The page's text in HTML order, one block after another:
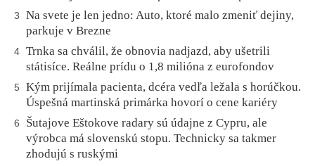
3
Na svete je len jedno: Auto, ktoré malo zmeniť dejiny,
parkuje v Brezne
4 Trnka sa chválil, že obnovia nadjazd, aby ušetrili
státisíce. Reálne prídu o 1,8 milióna z eurofondov
5
Kým prijímala pacienta, dcéra vedľa ležala s horúčkou.
Úspešná martinská primárka hovorí o cene kariéry
6
Šutajove Eštokove radary sú údajne z Cypru, ale
výrobca má slovenskú stopu. Technicky sa takmer
zhodujú s ruskými